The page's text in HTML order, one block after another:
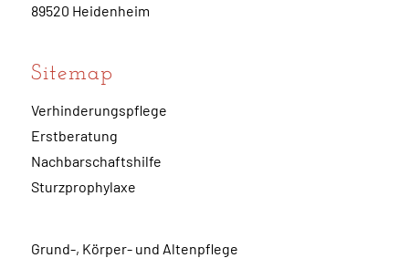
89520 Heidenheim
Sitemap
Verhinderungspflege
Erstberatung
Nachbarschaftshilfe
Sturzprophylaxe
Grund-, Körper- und Altenpflege